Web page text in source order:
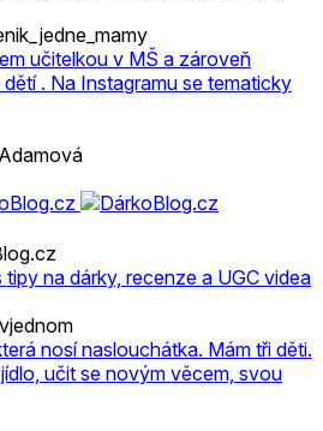
učitelkou v MŠ a zároveň
. Na Instagramu se tematicky
na dárky, recenze a UGC videa
nosí naslouchátka. Mám tři děti.
učit se novým věcem, svou